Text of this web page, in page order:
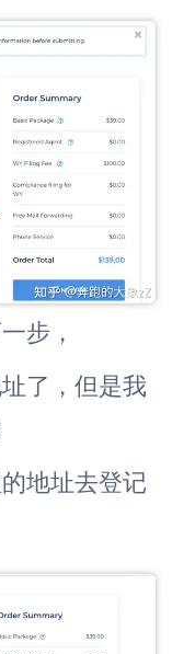
步，
了，但是我
地址去登记